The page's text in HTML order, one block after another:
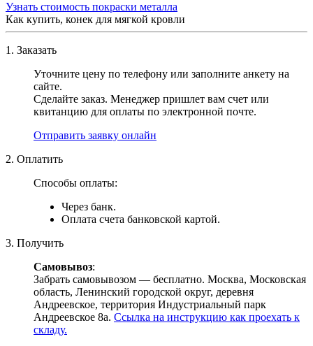
Узнать стоимость покраски металла
Как купить, конек для мягкой кровли
1. Заказать
Уточните цену по телефону или заполните анкету на
сайте.
Сделайте заказ. Менеджер пришлет вам счет или
квитанцию для оплаты по электронной почте.
Отправить заявку онлайн
2. Оплатить
Способы оплаты:
Через банк.
Оплата счета банковской картой.
3. Получить
Самовывоз:
Забрать самовывозом — бесплатно. Москва, Московская
область, Ленинский городской округ, деревня
Андреевское, территория Индустриальный парк
Андреевское 8а. Ссылка на инструкцию как проехать к
складу.